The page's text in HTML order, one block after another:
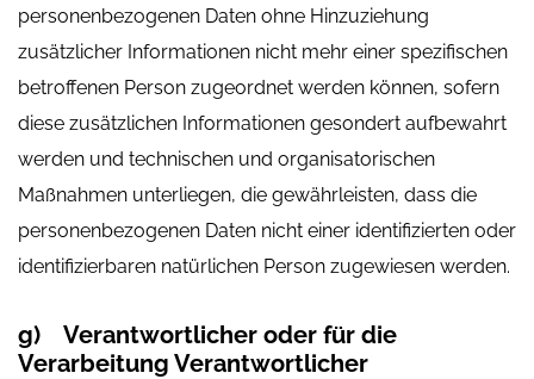
personenbezogenen Daten ohne Hinzuziehung
zusätzlicher Informationen nicht mehr einer spezifischen
betroffenen Person zugeordnet werden können, sofern
diese zusätzlichen Informationen gesondert aufbewahrt
werden und technischen und organisatorischen
Maßnahmen unterliegen, die gewährleisten, dass die
personenbezogenen Daten nicht einer identifizierten oder
identifizierbaren natürlichen Person zugewiesen werden.
g) Verantwortlicher oder für die
Verarbeitung Verantwortlicher